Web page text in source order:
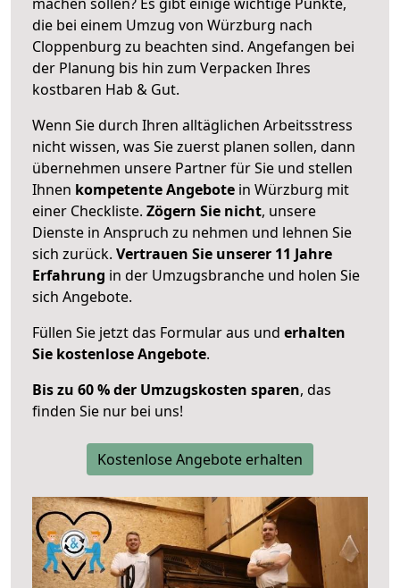
die bei einem Umzug von Würzburg nach
Cloppenburg zu beachten sind. Angefangen bei
der Planung bis hin zum Verpacken Ihres
kostbaren Hab & Gut.
Wenn Sie durch Ihren alltäglichen Arbeitsstress
nicht wissen, was Sie zuerst planen sollen, dann
übernehmen unsere Partner für Sie und stellen
Ihnen kompetente Angebote in Würzburg mit
einer Checkliste. Zögern Sie nicht, unsere
Dienste in Anspruch zu nehmen und lehnen Sie
sich zurück. Vertrauen Sie unserer 11 Jahre
Erfahrung in der Umzugsbranche und holen Sie
sich Angebote.
Füllen Sie jetzt das Formular aus und erhalten
Sie kostenlose Angebote.
Bis zu 60 % der Umzugskosten sparen, das
finden Sie nur bei uns!
Kostenlose Angebote erhalten